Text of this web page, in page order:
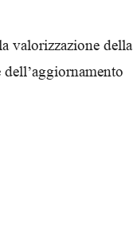
valorizzazione della